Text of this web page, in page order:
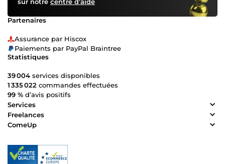
sur notre centre d’aide
Partenaires
Assurance par Hiscox
Paiements par PayPal Braintree
Statistiques
39 004 services disponibles
1 335 022 commandes effectuées
99 % d’avis positifs
Services
Freelances
ComeUp